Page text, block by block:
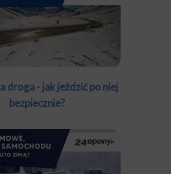
droga - jak jeździć po niej
bezpiecznie?